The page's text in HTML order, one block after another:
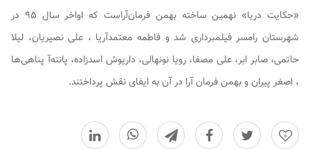
«حکایت دریا» نهمین ساخته بهمن فرمان‌آراست که اواخر سال ۹۵ در
شهرستان رامسر فیلمبرداری شد و فاطمه‌ معتمدآریا ، علی نصیریان، لیلا
حاتمی، صابر ابر، علی مصفا، رویا نونهالی، داریوش اسدزاده، پانته‌آ پناهی‌ها
، اصغر پیران و بهمن فرمان آرا در آن به ایفای نقش پرداختند.
0